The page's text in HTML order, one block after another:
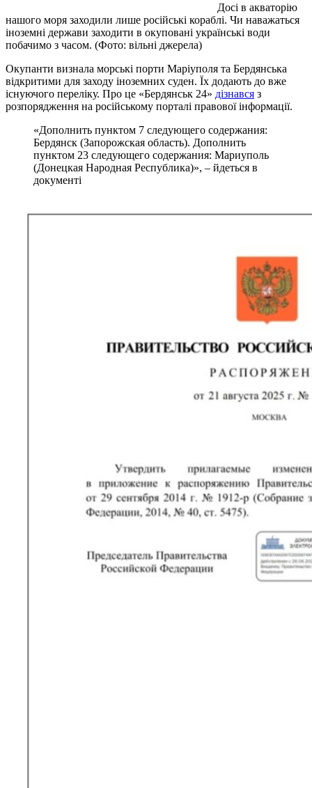
Досі в акваторію
нашого моря заходили лише російські кораблі. Чи наважаться
іноземні держави заходити в окуповані українські води
побачимо з часом. (Фото: вільні джерела)
Окупанти визнала морські порти Маріуполя та Бердянська
відкритими для заходу іноземних суден. Їх додають до вже
існуючого переліку. Про це «Бердянськ 24» дізнався з
розпорядження на російському порталі правової інформації.
«Дополнить пунктом 7 следующего содержания:
Бердянск (Запорожская область). Дополнить
пунктом 23 следующего содержания: Мариуполь
(Донецкая Народная Республика)», – йдеться в
документі